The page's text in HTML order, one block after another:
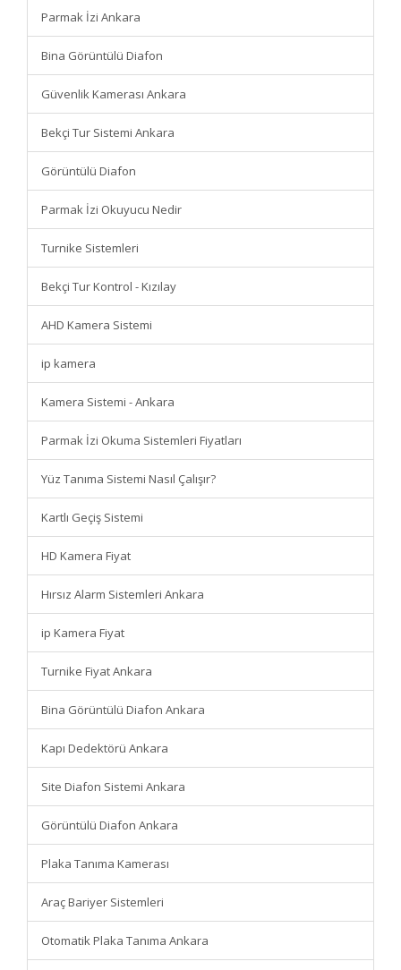
Parmak İzi Ankara
Bina Görüntülü Diafon
Güvenlik Kamerası Ankara
Bekçi Tur Sistemi Ankara
Görüntülü Diafon
Parmak İzi Okuyucu Nedir
Turnike Sistemleri
Bekçi Tur Kontrol - Kızılay
AHD Kamera Sistemi
ip kamera
Kamera Sistemi - Ankara
Parmak İzi Okuma Sistemleri Fiyatları
Yüz Tanıma Sistemi Nasıl Çalışır?
Kartlı Geçiş Sistemi
HD Kamera Fiyat
Hırsız Alarm Sistemleri Ankara
ip Kamera Fiyat
Turnike Fiyat Ankara
Bina Görüntülü Diafon Ankara
Kapı Dedektörü Ankara
Site Diafon Sistemi Ankara
Görüntülü Diafon Ankara
Plaka Tanıma Kamerası
Araç Bariyer Sistemleri
Otomatik Plaka Tanıma Ankara